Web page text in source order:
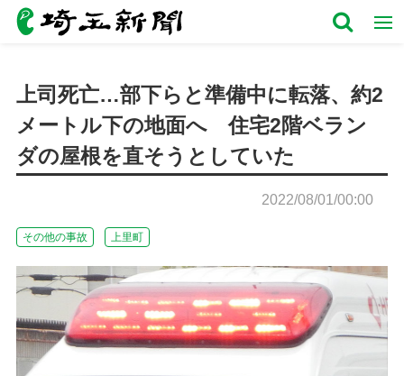
上司死亡…部下らと準備中に転落、約2
メートル下の地面へ 住宅2階ベラン
ダの屋根を直そうとしていた
2022/08/01/00:00
その他の事故 上里町